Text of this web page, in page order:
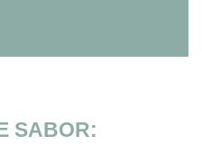
SABOR: